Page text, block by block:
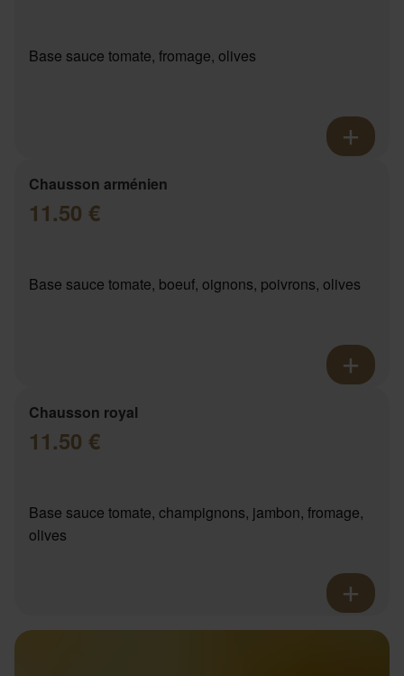
Base sauce tomate, fromage, olives
Chausson arménien
11.50 €
Base sauce tomate, boeuf, oignons, poivrons, olives
Chausson royal
11.50 €
Base sauce tomate, champignons, jambon, fromage,
olives